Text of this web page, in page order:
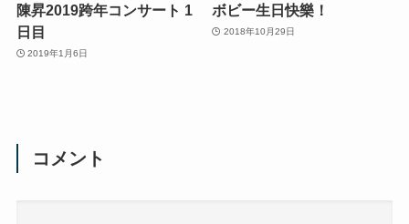
陳昇2019跨年コンサート 1
日目
2019年1月6日
ボビー生日快樂！
2018年10月29日
コメント